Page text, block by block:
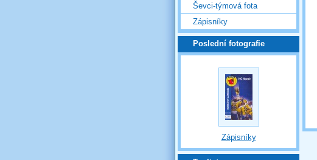
Ševci-týmová fota
Zápisníky
Poslední fotografie
Zápisníky